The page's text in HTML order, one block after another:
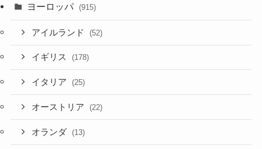
ヨーロッパ (915)
アイルランド (52)
イギリス (178)
イタリア (25)
オーストリア (22)
オランダ (13)